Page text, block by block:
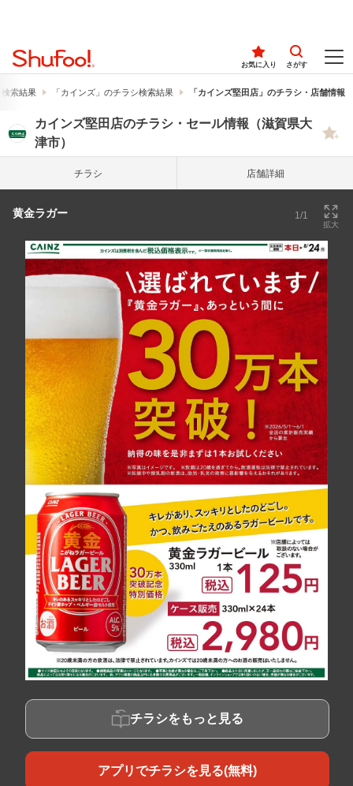
お気に入り さがす
索結果 「カインズ」のチラシ検索結果 「カインズ堅田店」のチラシ・店舗情報
カインズ堅田店のチラシ・セール情報（滋賀県大
津市）
チラシ 店舗詳細
黄金ラガー 1/1
拡大
チラシをもっと見る
アプリでチラシを見る(無料)